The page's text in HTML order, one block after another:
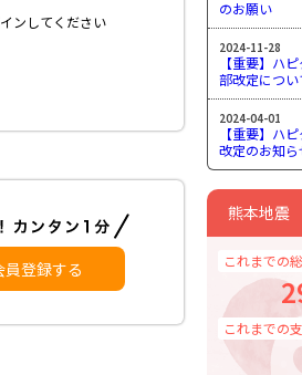
ンしてください
員登録する
のお願い
2024-11-28
【重要】ハ
部改定につい
2024-04-01
【重要】ハ
改定のお知ら
熊本地震
これまでの
これまでの